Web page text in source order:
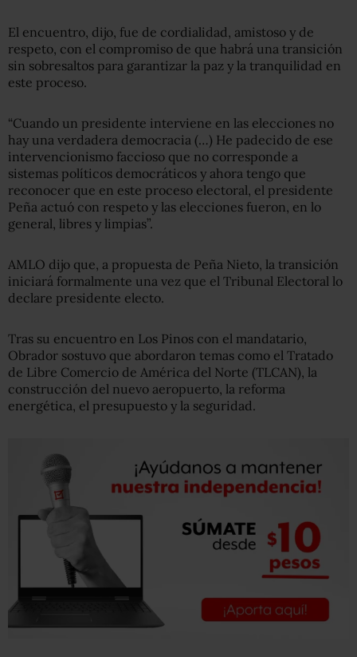
El encuentro, dijo, fue de cordialidad, amistoso y de
respeto, con el compromiso de que habrá una transición
sin sobresaltos para garantizar la paz y la tranquilidad en
este proceso.
“Cuando un presidente interviene en las elecciones no
hay una verdadera democracia (…) He padecido de ese
intervencionismo faccioso que no corresponde a
sistemas políticos democráticos y ahora tengo que
reconocer que en este proceso electoral, el presidente
Peña actuó con respeto y las elecciones fueron, en lo
general, libres y limpias”.
AMLO dijo que, a propuesta de Peña Nieto, la transición
iniciará formalmente una vez que el Tribunal Electoral lo
declare presidente electo.
Tras su encuentro en Los Pinos con el mandatario,
Obrador sostuvo que abordaron temas como el Tratado
de Libre Comercio de América del Norte (TLCAN), la
construcción del nuevo aeropuerto, la reforma
energética, el presupuesto y la seguridad.